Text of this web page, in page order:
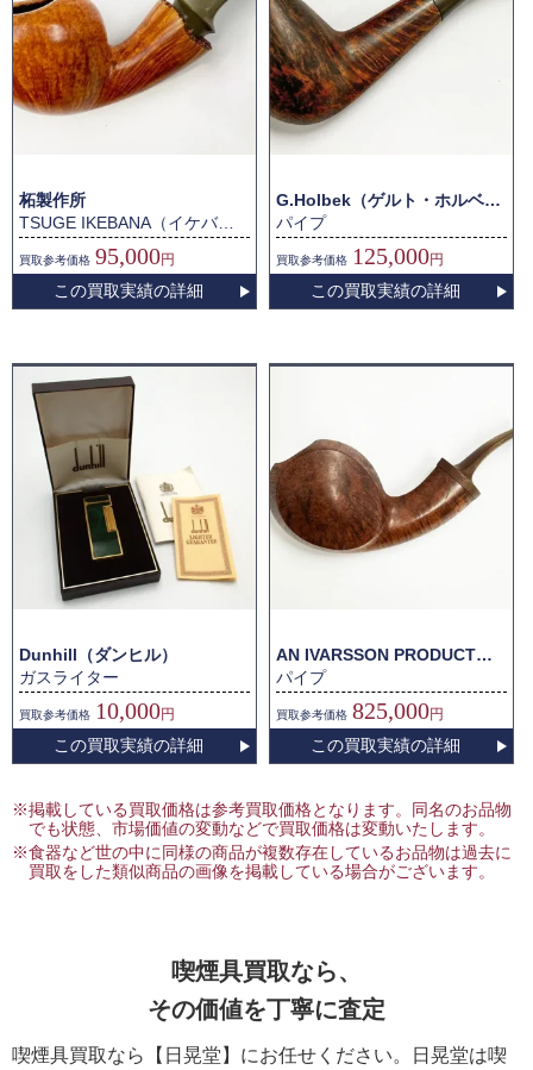
柘製作所
TSUGE IKEBANA（イケバナ）[151 21] パイプ
買取参考価格 95,000円
この買取実績の詳細
G.Holbek（ゲルト・ホルベック）
パイプ
買取参考価格 125,000円
この買取実績の詳細
Dunhill（ダンヒル）
ガスライター
買取参考価格 10,000円
この買取実績の詳細
AN IVARSSON PRODUCT（イヴァルソン）
パイプ
買取参考価格 825,000円
この買取実績の詳細
※掲載している買取価格は参考買取価格となります。同名のお品物
でも状態、市場価値の変動などで買取価格は変動いたします。
※食器など世の中に同様の商品が複数存在しているお品物は過去に
買取をした類似商品の画像を掲載している場合がございます。
喫煙具買取なら、
その価値を丁寧に査定
喫煙具買取なら【日晃堂】にお任せください。日晃堂は喫